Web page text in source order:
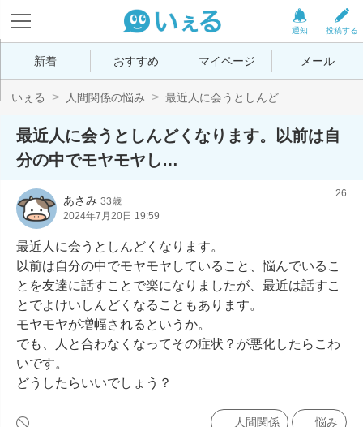
投稿する
通知
新着 おすすめ マイページ メール
いぇる 人間関係の悩み 最近人に会うとしんど...
最近人に会うとしんどくなります。以前は自
分の中でモヤモヤし…
あさみ 33歳
2024年7月20日 19:59
26
最近人に会うとしんどくなります。
以前は自分の中でモヤモヤしていること、悩んでいるこ
とを友達に話すことで楽になりましたが、最近は話すこ
とでよけいしんどくなることもあります。
モヤモヤが増幅されるというか。
でも、人と合わなくなってその症状？が悪化したらこわ
いです。
どうしたらいいでしょう？
人間関係 悩み